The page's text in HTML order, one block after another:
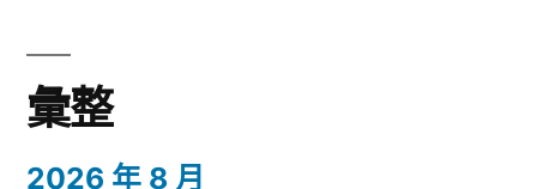
彙整
2026 年 8 月